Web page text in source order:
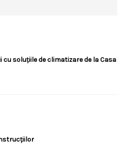
soluțiile de climatizare de la Casa